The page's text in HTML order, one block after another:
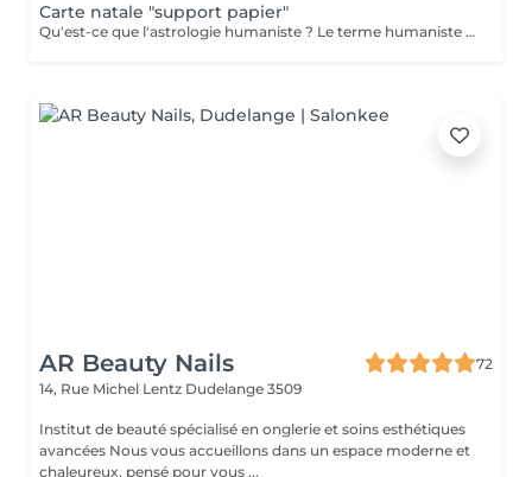
Carte natale "support papier"
Qu'est-ce que l'astrologie humaniste ? Le terme humaniste désigne une astrologie centrée sur la personne dans sa globalité. C'est une approche globale - dite holistique (du grec holos : entier) - des éléments à disposition de chacun pour réaliser concrètement les potentialités de sa naissance. L'astrologie humaniste ne met l'accent ni sur les évènements, ni sur les prédictions mais sur la prise de conscience de la signification (pour soi) de ce qui se passe. C'est une astrologie contemporaine qui veut répondre aux besoins de l'époque. Qu'est-ce qu'un thème natal ? C'est une carte représentant le ciel tel qu'il était au moment et à l'endroit précis de la naissance du sujet. Chaque thème est unique, mais tous contiennent les mêmes éléments de base. Chaque personne a les douze signes du zodiaque, ainsi que toutes les planètes de notre système solaire découvertes à ce jour. Seuls l'endroit et l'heure de naissance donneront une individualité potentielle au thème. Le thème indique les structures symboliques et énergétiques auxquelles la personne est reliée, parce qu'elle incarne « l'instant de l'univers » correspondant à sa naissance. L'astrologie en tant qu'écriture nous révèle les pistes de notre part de responsabilité sur notre évolution personnelle. Envoi par mail la carte et description "pas de présentiel"
AR Beauty Nails
72
14, Rue Michel Lentz Dudelange 3509
Institut de beauté spécialisé en onglerie et soins esthétiques
avancées Nous vous accueillons dans un espace moderne et
chaleureux, pensé pour vous ...